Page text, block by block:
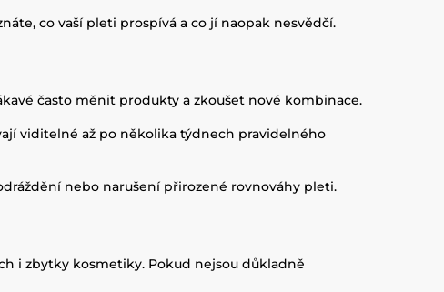
co vaší pleti prospívá a co jí naopak nesvědčí.
často měnit produkty a zkoušet nové kombinace.
viditelné až po několika týdnech pravidelného
nebo narušení přirozené rovnováhy pleti.
i zbytky kosmetiky. Pokud nejsou důkladně